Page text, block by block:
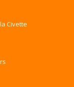
Civette